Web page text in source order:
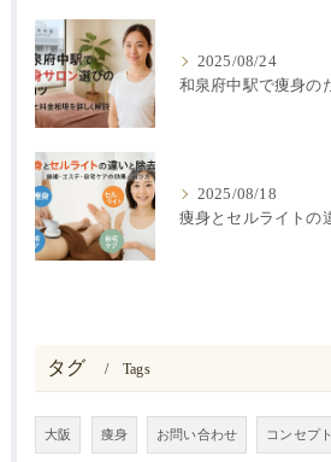
2025/08/24
2025/08/18
タグ Tags
大阪 痩身 お問い合わせ コンセプト